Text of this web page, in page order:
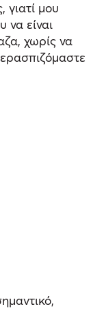
μου
να είναι
χωρίς να